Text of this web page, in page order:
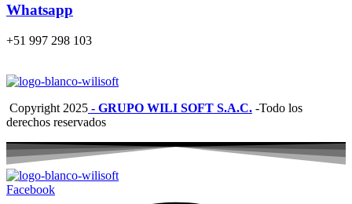
Whatsapp
+51 997 298 103
Copyright 2025 - GRUPO WILI SOFT S.A.C. -Todo los
derechos reservados
Facebook